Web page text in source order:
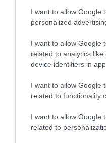
I want to allow Google
personalized
I want to allow Google
related to analytics
device identifiers in
I want to allow Google
related to functionality
I want to allow Google
related to
Σάκης Αρναούτογλου
διόδια από τους
Βουτιές χωρίς
απολαμβάνεις το
ΕΡΤ3 – «Project
Έτοιμη η Λίμνη